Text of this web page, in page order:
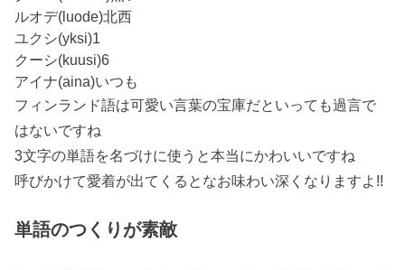
ルオデ(luode)北西
ユクシ(yksi)1
クーシ(kuusi)6
アイナ(aina)いつも
フィンランド語は可愛い言葉の宝庫だといっても過言で
はないですね
3文字の単語を名づけに使うと本当にかわいいですね
呼びかけて愛着が出てくるとなお味わい深くなりますよ!!
単語のつくりが素敵